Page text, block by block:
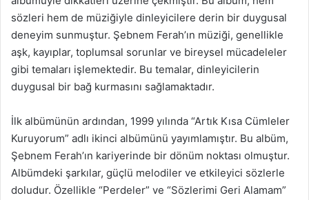
sözleri hem de müziğiyle dinleyicilere derin bir duygusal
deneyim sunmuştur. Şebnem Ferah’ın müziği, genellikle
aşk, kayıplar, toplumsal sorunlar ve bireysel mücadeleler
gibi temaları işlemektedir. Bu temalar, dinleyicilerin
duygusal bir bağ kurmasını sağlamaktadır.
İlk albümünün ardından, 1999 yılında “Artık Kısa Cümleler
Kuruyorum” adlı ikinci albümünü yayımlamıştır. Bu albüm,
Şebnem Ferah’ın kariyerinde bir dönüm noktası olmuştur.
Albümdeki şarkılar, güçlü melodiler ve etkileyici sözlerle
doludur. Özellikle “Perdeler” ve “Sözlerimi Geri Alamam”